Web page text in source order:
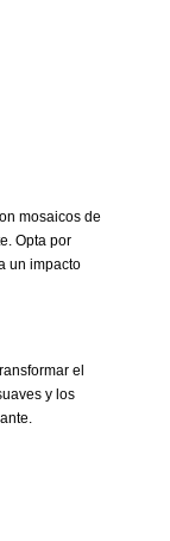
mosaicos de
Opta por
un impacto
el
y los